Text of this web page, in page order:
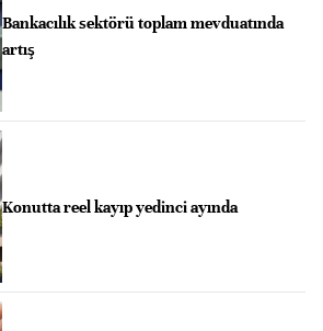
Bankacılık sektörü toplam mevduatında
artış
Konutta reel kayıp yedinci ayında